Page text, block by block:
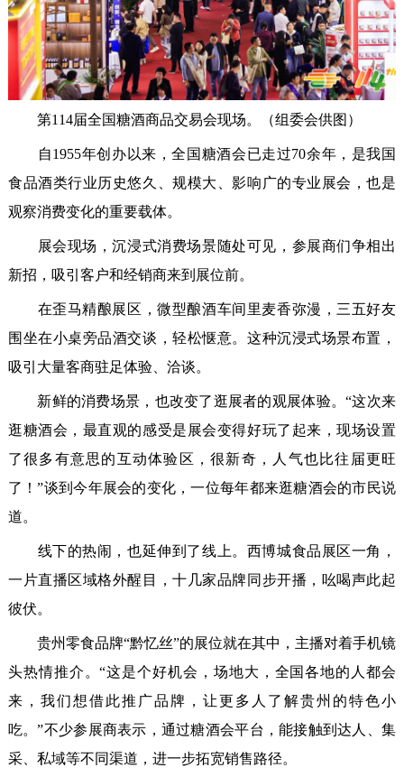
第114届全国糖酒商品交易会现场。（组委会供图）
自1955年创办以来，全国糖酒会已走过70余年，是我国
食品酒类行业历史悠久、规模大、影响广的专业展会，也是
观察消费变化的重要载体。
展会现场，沉浸式消费场景随处可见，参展商们争相出
新招，吸引客户和经销商来到展位前。
在歪马精酿展区，微型酿酒车间里麦香弥漫，三五好友
围坐在小桌旁品酒交谈，轻松惬意。这种沉浸式场景布置，
吸引大量客商驻足体验、洽谈。
新鲜的消费场景，也改变了逛展者的观展体验。“这次来
逛糖酒会，最直观的感受是展会变得好玩了起来，现场设置
了很多有意思的互动体验区，很新奇，人气也比往届更旺
了！”谈到今年展会的变化，一位每年都来逛糖酒会的市民说
道。
线下的热闹，也延伸到了线上。西博城食品展区一角，
一片直播区域格外醒目，十几家品牌同步开播，吆喝声此起
彼伏。
贵州零食品牌“黔忆丝”的展位就在其中，主播对着手机镜
头热情推介。“这是个好机会，场地大，全国各地的人都会
来，我们想借此推广品牌，让更多人了解贵州的特色小
吃。”不少参展商表示，通过糖酒会平台，能接触到达人、集
采、私域等不同渠道，进一步拓宽销售路径。